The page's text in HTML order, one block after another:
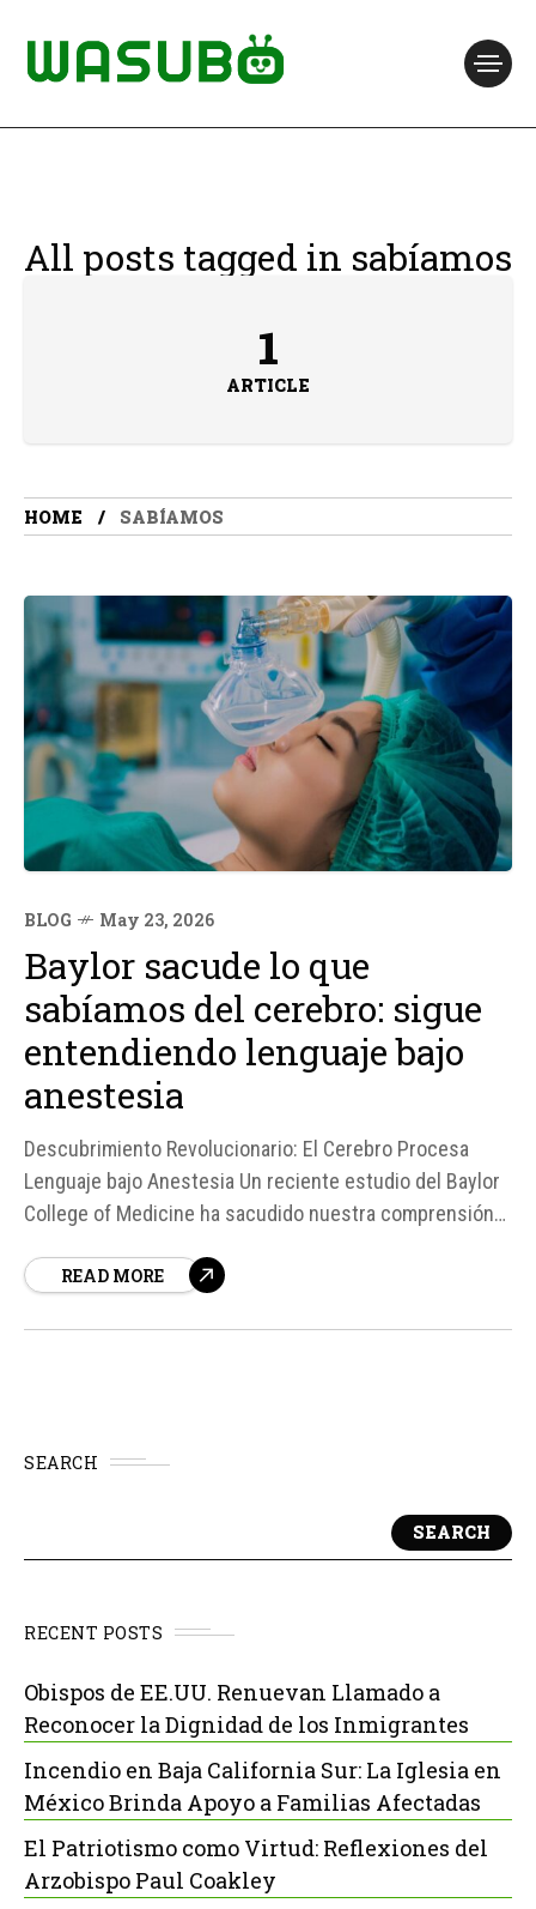
All posts tagged in sabíamos
1
ARTICLE
HOME SABÍAMOS
BLOG May 23, 2026
Baylor sacude lo que
sabíamos del cerebro: sigue
entendiendo lenguaje bajo
anestesia
Descubrimiento Revolucionario: El Cerebro Procesa
Lenguaje bajo Anestesia Un reciente estudio del Baylor
College of Medicine ha sacudido nuestra comprensión
anestesia general, nuestra mente sigue siendo capaz de
READ MORE
SEARCH
SEARCH
RECENT POSTS
Obispos de EE.UU. Renuevan Llamado a
Reconocer la Dignidad de los Inmigrantes
Incendio en Baja California Sur: La Iglesia en
México Brinda Apoyo a Familias Afectadas
El Patriotismo como Virtud: Reflexiones del
Arzobispo Paul Coakley